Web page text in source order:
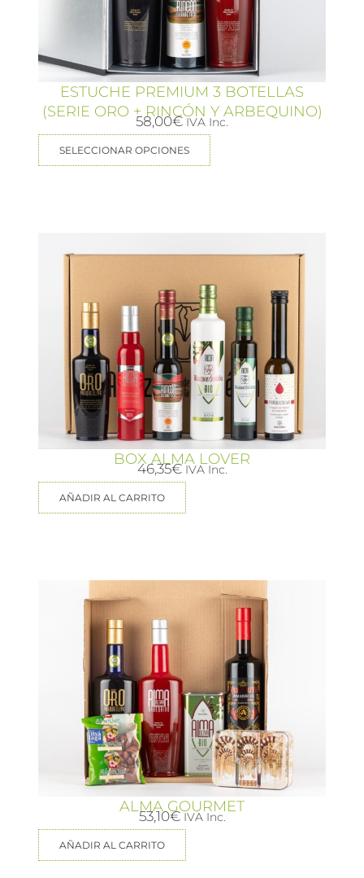
ESTUCHE PREMIUM 3 BOTELLAS
(SERIE ORO + RINCÓN Y ARBEQUINO)
58,00€ IVA Inc.
SELECCIONAR OPCIONES
BOX ALMA LOVER
46,35€ IVA Inc.
AÑADIR AL CARRITO
ALMA GOURMET
53,10€ IVA Inc.
AÑADIR AL CARRITO